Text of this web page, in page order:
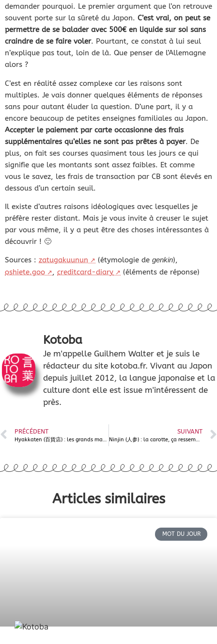
demander pourquoi. Le premier argument que l’on retrouve
souvent porte sur la sûreté du Japon. C’est vrai, on peut se
permettre de se balader avec 500€ en liquide sur soi sans
craindre de se faire voler. Pourtant, ce constat à lui seul
n’explique pas tout, loin de là. Que penser de l’Allemagne
alors ?
C’est en réalité assez complexe car les raisons sont
multiples. Je vais donner quelques éléments de réponses
sans pour autant éluder la question. D’une part, il y a
encore beaucoup de petites enseignes familiales au Japon.
Accepter le paiement par carte occasionne des frais
supplémentaires qu’elles ne sont pas prêtes à payer. De
plus, on fait ses courses quasiment tous les jours ce qui
signifie que les montants sont assez faibles. Et comme
vous le savez, les frais de transaction par CB sont élevés en
dessous d’un certain seuil.
Il existe d’autres raisons idéologiques avec lesquelles je
préfère rester distant. Mais je vous invite à creuser le sujet
par vous même, il y a peut être des choses intéressantes à
découvrir ! 🙂
Sources : zatugakuunun (étymologie de genkin),
oshiete.goo
, creditcard-diary (éléments de réponse)
Kotoba
Je m'appelle Guilhem Walter et je suis le
rédacteur du site kotoba.fr. Vivant au Japon
depuis juillet 2012, la langue japonaise et la
culture dont elle est issue m'intéressent de
près.
PRÉCÉDENT
Hyakkaten (百貨店) : les grands magasins au Japon, c’est fini ?
SUIVANT
Ninjin (人参) : la carotte, ça ressemble à un humain ?
Articles similaires
MOT DU JOUR